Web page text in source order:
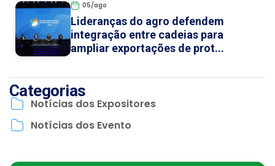
05/ago
Lideranças do agro defendem
integração entre cadeias para
ampliar exportações de prot...
Categorias
Notícias dos Expositores
Notícias dos Evento